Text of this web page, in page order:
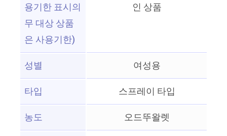
용기한 표시의
무 대상 상품
은 사용기한)
인 상품
성별
여성용
타입
스프레이 타입
농도
오드뚜왈렛